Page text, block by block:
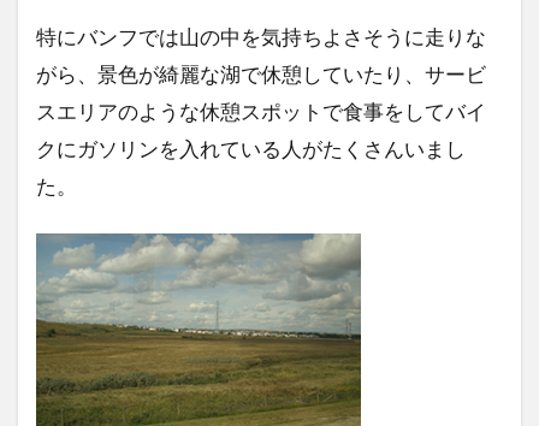
特にバンフでは山の中を気持ちよさそうに走りな
がら、景色が綺麗な湖で休憩していたり、サービ
スエリアのような休憩スポットで食事をしてバイ
クにガソリンを入れている人がたくさんいまし
た。